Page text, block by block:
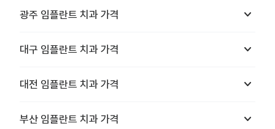
광주 임플란트 치과 가격 keyboard_arrow_down
대구 임플란트 치과 가격 keyboard_arrow_down
대전 임플란트 치과 가격 keyboard_arrow_down
부산 임플란트 치과 가격 keyboard_arrow_down